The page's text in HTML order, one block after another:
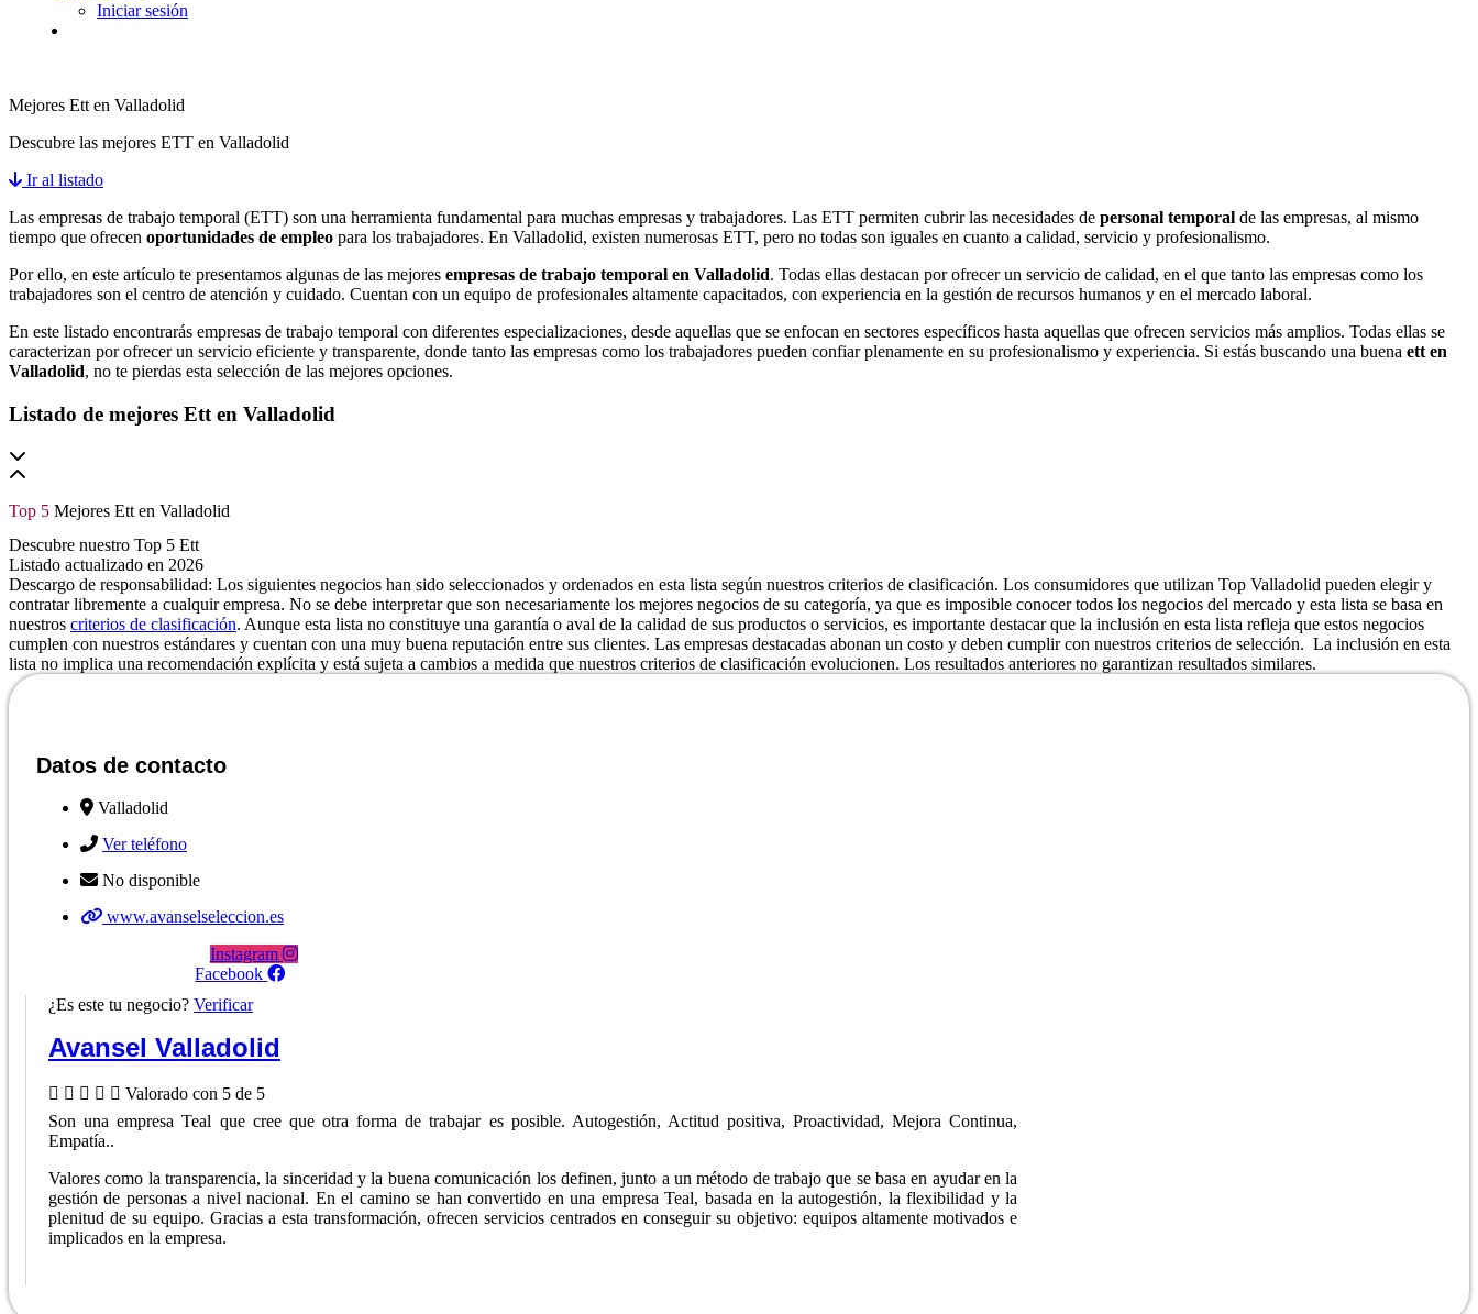
Iniciar sesión
Mejores Ett en Valladolid
Descubre las mejores ETT en Valladolid
Ir al listado
Las empresas de trabajo temporal (ETT) son una herramienta fundamental para muchas empresas y trabajadores. Las ETT permiten cubrir las necesidades de personal temporal de las empresas, al mismo
tiempo que ofrecen oportunidades de empleo para los trabajadores. En Valladolid, existen numerosas ETT, pero no todas son iguales en cuanto a calidad, servicio y profesionalismo.
Por ello, en este artículo te presentamos algunas de las mejores empresas de trabajo temporal en Valladolid. Todas ellas destacan por ofrecer un servicio de calidad, en el que tanto las empresas como los
trabajadores son el centro de atención y cuidado. Cuentan con un equipo de profesionales altamente capacitados, con experiencia en la gestión de recursos humanos y en el mercado laboral.
En este listado encontrarás empresas de trabajo temporal con diferentes especializaciones, desde aquellas que se enfocan en sectores específicos hasta aquellas que ofrecen servicios más amplios. Todas ellas se
caracterizan por ofrecer un servicio eficiente y transparente, donde tanto las empresas como los trabajadores pueden confiar plenamente en su profesionalismo y experiencia. Si estás buscando una buena ett en
Valladolid, no te pierdas esta selección de las mejores opciones.
Listado de mejores Ett en Valladolid
Top 5 Mejores Ett en Valladolid
Descubre nuestro Top 5 Ett
Listado actualizado en 2026
Descargo de responsabilidad: Los siguientes negocios han sido seleccionados y ordenados en esta lista según nuestros criterios de clasificación. Los consumidores que utilizan Top Valladolid pueden elegir y
contratar libremente a cualquir empresa. No se debe interpretar que son necesariamente los mejores negocios de su categoría, ya que es imposible conocer todos los negocios del mercado y esta lista se basa en
nuestros criterios de clasificación. Aunque esta lista no constituye una garantía o aval de la calidad de sus productos o servicios, es importante destacar que la inclusión en esta lista refleja que estos negocios
cumplen con nuestros estándares y cuentan con una muy buena reputación entre sus clientes. Las empresas destacadas abonan un costo y deben cumplir con nuestros criterios de selección. La inclusión en esta
lista no implica una recomendación explícita y está sujeta a cambios a medida que nuestros criterios de clasificación evolucionen. Los resultados anteriores no garantizan resultados similares.
Datos de contacto
Valladolid
Ver teléfono
No disponible
www.avanselseleccion.es
Instagram
Facebook
¿Es este tu negocio? Verificar
Avansel Valladolid
     Valorado con 5 de 5
Son una empresa Teal que cree que otra forma de trabajar es posible. Autogestión, Actitud positiva, Proactividad, Mejora Continua,
Empatía..
Valores como la transparencia, la sinceridad y la buena comunicación los definen, junto a un método de trabajo que se basa en ayudar en la
gestión de personas a nivel nacional. En el camino se han convertido en una empresa Teal, basada en la autogestión, la flexibilidad y la
plenitud de su equipo. Gracias a esta transformación, ofrecen servicios centrados en conseguir su objetivo: equipos altamente motivados e
implicados en la empresa.